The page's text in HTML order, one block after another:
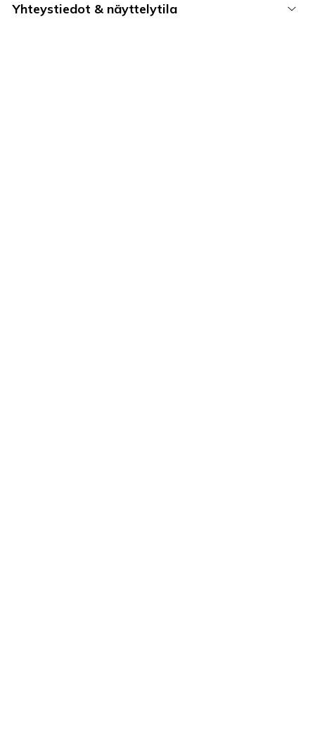
Yhteystiedot & näyttelytila